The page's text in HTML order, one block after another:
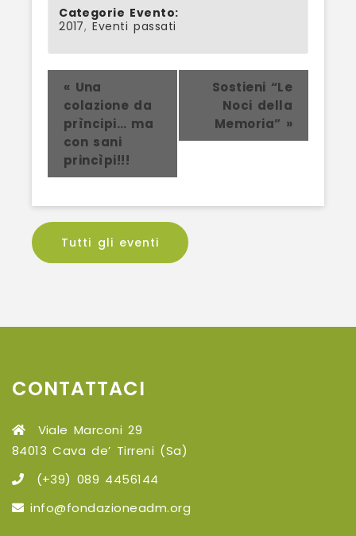
Categorie Evento:
2017,Eventi passati
Evento
Navigation
« Una
colazione da
prìncipi… ma
con sani
princìpi!!!
Sostieni “Le
Noci della
Memoria” »
Tutti gli eventi
CONTATTACI
Viale Marconi 29
84013 Cava de’ Tirreni (Sa)
(+39) 089 4456144
info@fondazioneadm.org